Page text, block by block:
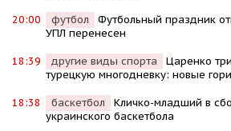
20:00 футбол
Футбольный праздник
УПЛ перенесен
18:39 другие виды спорта
Царенко
турецкую многодневку: новые
18:38 баскетбол
Кличко-младший в
украинского баскетбола